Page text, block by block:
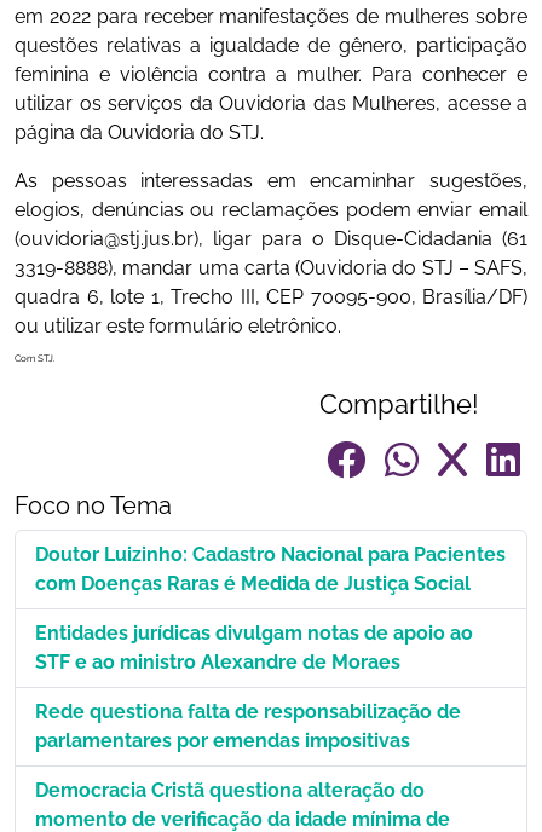
em 2022 para receber manifestações de mulheres sobre
questões relativas a igualdade de gênero, participação
feminina e violência contra a mulher. Para conhecer e
utilizar os serviços da Ouvidoria das Mulheres, acesse a
página da Ouvidoria do STJ.
As pessoas interessadas em encaminhar sugestões,
elogios, denúncias ou reclamações podem enviar email
(ouvidoria@stj.jus.br), ligar para o Disque-Cidadania (61
3319-8888), mandar uma carta (Ouvidoria do STJ – SAFS,
quadra 6, lote 1, Trecho III, CEP 70095-900, Brasília/DF)
ou utilizar este formulário eletrônico.
Com STJ.
Compartilhe!
Foco no Tema
Doutor Luizinho: Cadastro Nacional para Pacientes
com Doenças Raras é Medida de Justiça Social
Entidades jurídicas divulgam notas de apoio ao
STF e ao ministro Alexandre de Moraes
Rede questiona falta de responsabilização de
parlamentares por emendas impositivas
Democracia Cristã questiona alteração do
momento de verificação da idade mínima de